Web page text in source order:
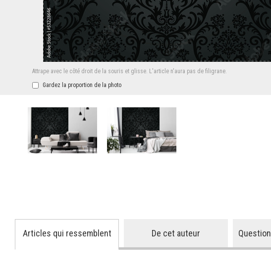
Attrape avec le côté droit de la souris et glisse. L'article n'aura pas de filigrane.
Gardez la proportion de la photo
Articles qui ressemblent De cet auteur